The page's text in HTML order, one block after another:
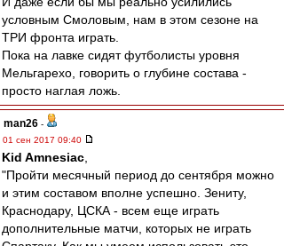
условным Смоловым, нам в этом сезоне на
ТРИ фронта играть.
Пока на лавке сидят футболисты уровня
Мельгарехо, говорить о глубине состава -
просто наглая ложь.
man26 -
01 сен 2017 09:40
Kid Amnesiac
"Пройти месячный период до сентября можно
и этим составом вполне успешно. Зениту,
Краснодару, ЦСКА - всем еще играть
дополнительные матчи, которых не играть